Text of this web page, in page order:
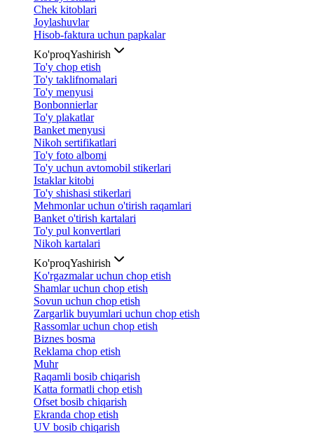
Chek kitoblari
Joylashuvlar
Hisob-faktura uchun papkalar
Ko'proqYashirish
To'y chop etish
To'y taklifnomalari
To'y menyusi
Bonbonnierlar
To'y plakatlar
Banket menyusi
Nikoh sertifikatlari
To'y foto albomi
To'y uchun avtomobil stikerlari
Istaklar kitobi
To'y shishasi stikerlari
Mehmonlar uchun o'tirish raqamlari
Banket o'tirish kartalari
To'y pul konvertlari
Nikoh kartalari
Ko'proqYashirish
Ko'rgazmalar uchun chop etish
Shamlar uchun chop etish
Sovun uchun chop etish
Zargarlik buyumlari uchun chop etish
Rassomlar uchun chop etish
Biznes bosma
Reklama chop etish
Muhr
Raqamli bosib chiqarish
Katta formatli chop etish
Ofset bosib chiqarish
Ekranda chop etish
UV bosib chiqarish